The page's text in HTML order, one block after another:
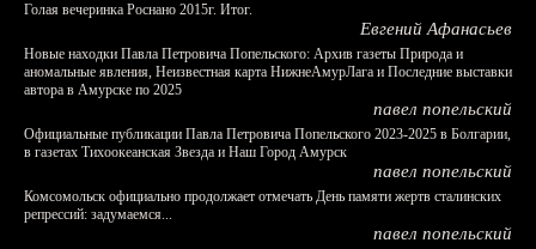
Голая вечеринка Роснано 2015г. Итог.
Евгений Афанасьев
Новые находки Павла Петровича Попельского: Архив газеты Природа и
аномальные явления, Неизвестная карта НижнеАмурЛага и Последние выставки
автора в Амурске по 2025
павел попельский
Официальные публикации Павла Петровича Попельского 2023-2025 в Болгарии,
в газетах Тихоокеанская Звезда и Наш Город Амурск
павел попельский
Комсомольск официально продолжает отмечать День памяти жертв сталинских
репрессий: задумаемся...
павел попельский